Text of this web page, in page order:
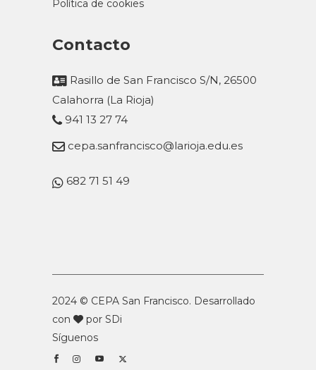
Política de cookies
Contacto
Rasillo de San Francisco S/N, 26500
Calahorra (La Rioja)
941 13 27 74
cepa.sanfrancisco@larioja.edu.es
682 71 51 49
2024 © CEPA San Francisco. Desarrollado
con
por SDi
Síguenos